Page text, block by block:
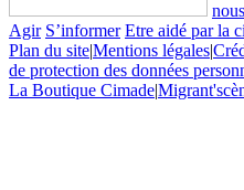
Agir S’informer Etre aidé par la
Plan du site|Mentions légales|
de protection des données
La Boutique Cimade|